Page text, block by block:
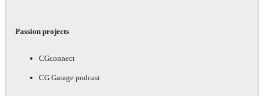
Passion projects
CGconnect
CG Garage podcast